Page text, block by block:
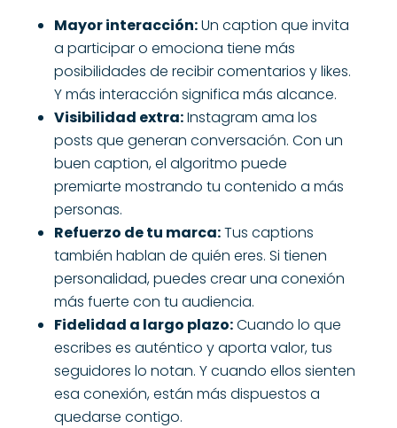
Mayor interacción:Un caption que invita
a participar o emociona tiene más
posibilidades de recibir comentarios y likes.
Y más interacción significa más alcance.
Visibilidad extra:Instagram ama los
posts que generan conversación. Con un
buen caption, el algoritmo puede
premiarte mostrando tu contenido a más
personas.
Refuerzo de tu marca:Tus captions
también hablan de quién eres. Si tienen
personalidad, puedes crear una conexión
más fuerte con tu audiencia.
Fidelidad a largo plazo:Cuando lo que
escribes es auténtico y aporta valor, tus
seguidores lo notan. Y cuando ellos sienten
esa conexión, están más dispuestos a
quedarse contigo.